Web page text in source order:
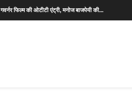
गवर्नर फिल्म की ओटीटी एंट्री, मनोज बाजपेयी की...